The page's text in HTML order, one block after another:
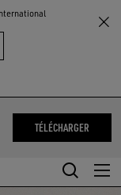
TÉLÉCHARGER